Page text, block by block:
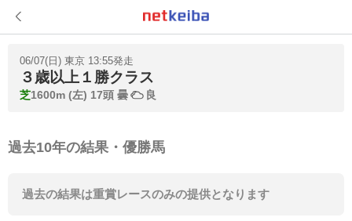
06/07(日) 東京 13:55発走
３歳以上１勝クラス
芝1600m (左) 17頭 曇 良
過去10年の結果・優勝馬
過去の結果は重賞レースのみの提供となります